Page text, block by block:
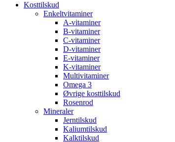
Kosttilskud
Enkeltvitaminer
A-vitaminer
B-vitaminer
C-vitaminer
D-vitaminer
E-vitaminer
K-vitaminer
Multivitaminer
Omega 3
Øvrige kosttilskud
Rosenrod
Mineraler
Jerntilskud
Kaliumtilskud
Kalktilskud